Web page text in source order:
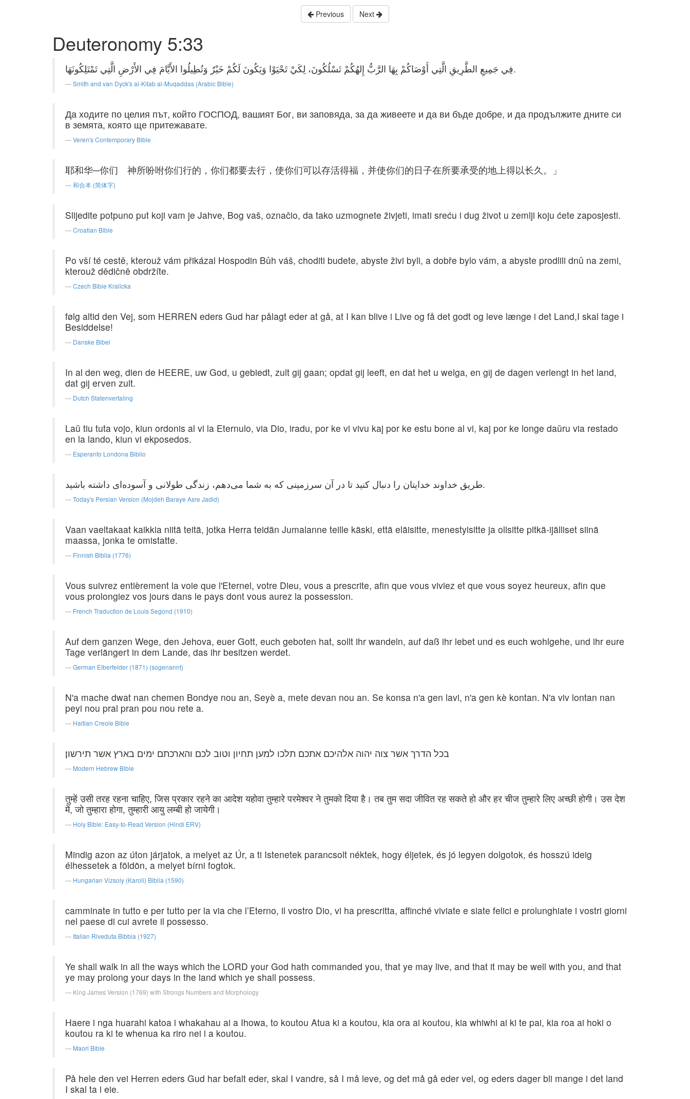
Previous Next
Deuteronomy 5:33
فِي جَمِيعِ الطَّرِيقِ الَّتِي أَوْصَاكُمْ بِهَا الرَّبُّ إِلهُكُمْ تَسْلُكُونَ، لِكَيْ تَحْيَوْا وَيَكُونَ لَكُمْ خَيْرٌ وَتُطِيلُوا الأَيَّامَ فِي الأَرْضِ الَّتِي تَمْتَلِكُونَهَا.
Smith and van Dyck's al-Kitab al-Muqaddas (Arabic Bible)
Да ходите по целия път, който ГОСПОД, вашият Бог, ви заповяда, за да живеете и да ви бъде добре, и да продължите дните си
в земята, която ще притежавате.
Veren's Contemporary Bible
耶和华─你们 神所吩咐你们行的，你们都要去行，使你们可以存活得福，并使你们的日子在所要承受的地上得以长久。」
和合本 (简体字)
Slijedite potpuno put koji vam je Jahve, Bog vaš, označio, da tako uzmognete živjeti, imati sreću i dug život u zemlji koju ćete zaposjesti.
Croatian Bible
Po vší té cestě, kterouž vám přikázal Hospodin Bůh váš, choditi budete, abyste živi byli, a dobře bylo vám, a abyste prodlili dnů na zemi,
kterouž dědičně obdržíte.
Czech Bible Kralicka
følg altid den Vej, som HERREN eders Gud har pålagt eder at gå, at I kan blive i Live og få det godt og leve længe i det Land,I skal tage i
Besiddelse!
Danske Bibel
In al den weg, dien de HEERE, uw God, u gebiedt, zult gij gaan; opdat gij leeft, en dat het u welga, en gij de dagen verlengt in het land,
dat gij erven zult.
Dutch Statenvertaling
Laŭ tiu tuta vojo, kiun ordonis al vi la Eternulo, via Dio, iradu, por ke vi vivu kaj por ke estu bone al vi, kaj por ke longe daŭru via restado
en la lando, kiun vi ekposedos.
Esperanto Londona Biblio
طریق خداوند خدایتان را دنبال کنید تا در آن سرزمینی که به شما می‌دهم، زندگی طولانی و آسود‌ه‌ای داشته باشید.
Today's Persian Version (Mojdeh Baraye Asre Jadid)
Vaan vaeltakaat kaikkia niitä teitä, jotka Herra teidän Jumalanne teille käski, että eläisitte, menestyisitte ja olisitte pitkä-ijälliset siinä
maassa, jonka te omistatte.
Finnish Biblia (1776)
Vous suivrez entièrement la voie que l'Eternel, votre Dieu, vous a prescrite, afin que vous viviez et que vous soyez heureux, afin que
vous prolongiez vos jours dans le pays dont vous aurez la possession.
French Traduction de Louis Segond (1910)
Auf dem ganzen Wege, den Jehova, euer Gott, euch geboten hat, sollt ihr wandeln, auf daß ihr lebet und es euch wohlgehe, und ihr eure
Tage verlängert in dem Lande, das ihr besitzen werdet.
German Elberfelder (1871) (sogenannt)
N'a mache dwat nan chemen Bondye nou an, Seyè a, mete devan nou an. Se konsa n'a gen lavi, n'a gen kè kontan. N'a viv lontan nan
peyi nou pral pran pou nou rete a.
Haitian Creole Bible
בכל הדרך אשר צוה יהוה אלהיכם אתכם תלכו למען תחיון וטוב לכם והארכתם ימים בארץ אשר תירשון׃
Modern Hebrew Bible
तुम्हें उसी तरह रहना चाहिए, जिस प्रकार रहने का आदेश यहोवा तुम्हारे परमेश्वर ने तुमको दिया है। तब तुम सदा जीवित रह सकते हो और हर चीज तुम्हारे लिए अच्छी होगी। उस देश
में, जो तुम्हारा होगा, तुम्हारी आयु लम्बी हो जायेगी।
Holy Bible: Easy-to-Read Version (Hindi ERV)
Mindig azon az úton járjatok, a melyet az Úr, a ti Istenetek parancsolt néktek, hogy éljetek, és jó legyen dolgotok, és hosszú ideig
élhessetek a földön, a melyet bírni fogtok.
Hungarian Vizsoly (Karoli) Biblia (1590)
camminate in tutto e per tutto per la via che l’Eterno, il vostro Dio, vi ha prescritta, affinché viviate e siate felici e prolunghiate i vostri giorni
nel paese di cui avrete il possesso.
Italian Riveduta Bibbia (1927)
Ye shall walk in all the ways which the LORD your God hath commanded you, that ye may live, and that it may be well with you, and that
ye may prolong your days in the land which ye shall possess.
King James Version (1769) with Strongs Numbers and Morphology
Haere i nga huarahi katoa i whakahau ai a Ihowa, to koutou Atua ki a koutou, kia ora ai koutou, kia whiwhi ai ki te pai, kia roa ai hoki o
koutou ra ki te whenua ka riro nei i a koutou.
Maori Bible
På hele den vei Herren eders Gud har befalt eder, skal I vandre, så I må leve, og det må gå eder vel, og eders dager bli mange i det land
I skal ta i eie.